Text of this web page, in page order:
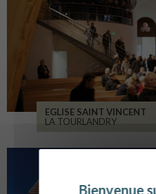
EGLISE SAINT VINCENT
LA TOURLANDRY